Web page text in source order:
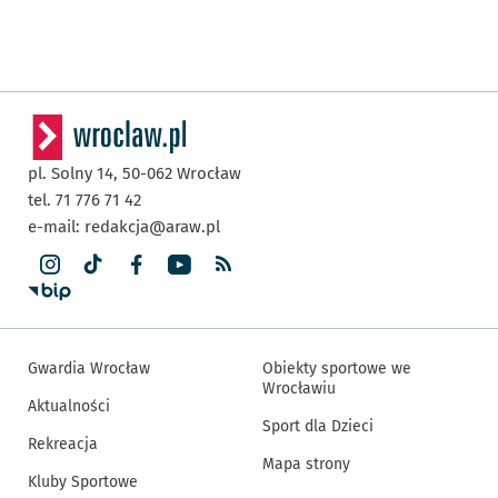
pl. Solny 14, 50-062 Wrocław
tel. 71 776 71 42
e-mail: redakcja@araw.pl
Gwardia Wrocław
Aktualności
Rekreacja
Kluby Sportowe
Obiekty sportowe we
Wrocławiu
Sport dla Dzieci
Mapa strony